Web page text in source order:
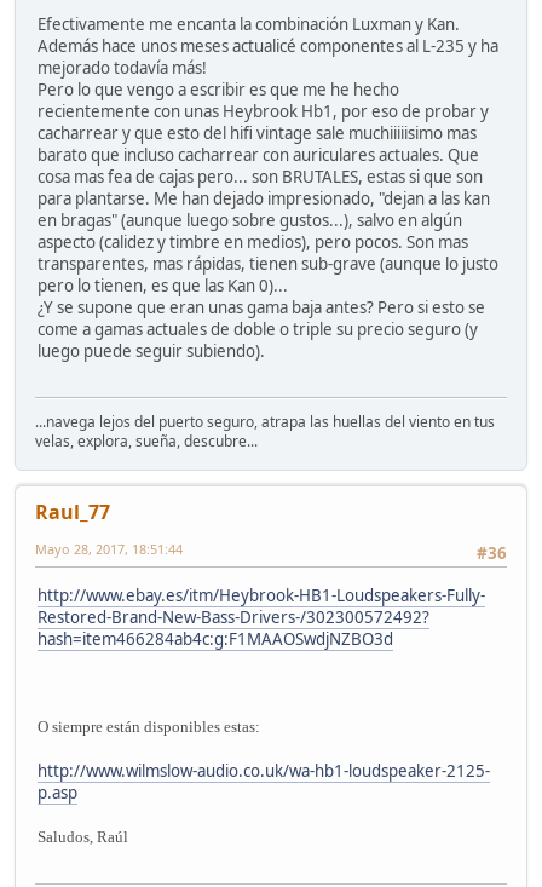
Efectivamente me encanta la combinación Luxman y Kan.
Además hace unos meses actualicé componentes al L-235 y ha
mejorado todavía más!
Pero lo que vengo a escribir es que me he hecho
recientemente con unas Heybrook Hb1, por eso de probar y
cacharrear y que esto del hifi vintage sale muchiiiiisimo mas
barato que incluso cacharrear con auriculares actuales. Que
cosa mas fea de cajas pero... son BRUTALES, estas si que son
para plantarse. Me han dejado impresionado, "dejan a las kan
en bragas" (aunque luego sobre gustos...), salvo en algún
aspecto (calidez y timbre en medios), pero pocos. Son mas
transparentes, mas rápidas, tienen sub-grave (aunque lo justo
pero lo tienen, es que las Kan 0)...
¿Y se supone que eran unas gama baja antes? Pero si esto se
come a gamas actuales de doble o triple su precio seguro (y
luego puede seguir subiendo).
...navega lejos del puerto seguro, atrapa las huellas del viento en tus
velas, explora, sueña, descubre...
Raul_77
#36
Mayo 28, 2017, 18:51:44
http://www.ebay.es/itm/Heybrook-HB1-Loudspeakers-Fully-
Restored-Brand-New-Bass-Drivers-/302300572492?
hash=item466284ab4c:g:F1MAAOSwdjNZBO3d
O siempre están disponibles estas:
http://www.wilmslow-audio.co.uk/wa-hb1-loudspeaker-2125-
p.asp
Saludos, Raúl